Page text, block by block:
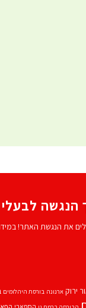
לבעלי
את הנגשת האתר!
ירוק ארנונה בורסת היהלומים